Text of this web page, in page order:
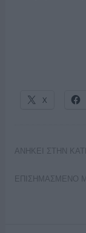
X
ΑΝΗΚΕΙ ΣΤΗΝ
ΕΠΙΣΗΜΑΣΜΕΝΟ